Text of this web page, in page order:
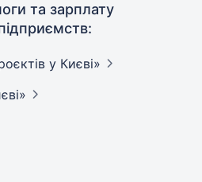
та зарплату
у Києві»